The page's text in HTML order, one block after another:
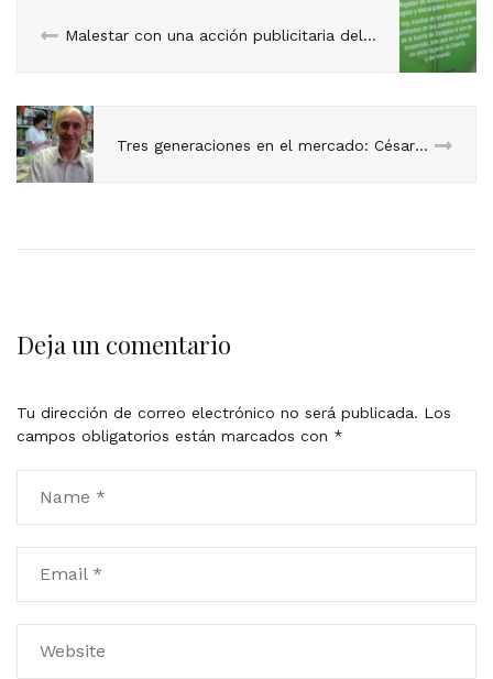
Malestar con una acción publicitaria del Ayuntamiento
Tres generaciones en el mercado: César Gadea y Gloria
Deja un comentario
Tu dirección de correo electrónico no será publicada. Los
campos obligatorios están marcados con *